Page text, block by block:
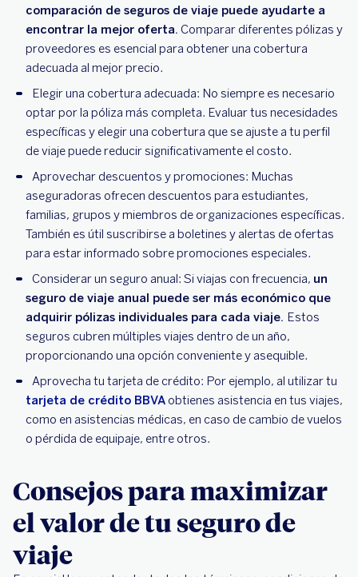
comparación de seguros de viaje puede ayudarte a
encontrar la mejor oferta. Comparar diferentes pólizas y
proveedores es esencial para obtener una cobertura
adecuada al mejor precio.
Elegir una cobertura adecuada: No siempre es necesario
optar por la póliza más completa. Evaluar tus necesidades
específicas y elegir una cobertura que se ajuste a tu perfil
de viaje puede reducir significativamente el costo.
Aprovechar descuentos y promociones: Muchas
aseguradoras ofrecen descuentos para estudiantes,
familias, grupos y miembros de organizaciones específicas.
También es útil suscribirse a boletines y alertas de ofertas
para estar informado sobre promociones especiales.
Considerar un seguro anual: Si viajas con frecuencia, un
seguro de viaje anual puede ser más económico que
adquirir pólizas individuales para cada viaje. Estos
seguros cubren múltiples viajes dentro de un año,
proporcionando una opción conveniente y asequible.
Aprovecha tu tarjeta de crédito: Por ejemplo, al utilizar tu
tarjeta de crédito BBVA obtienes asistencia en tus viajes,
como en asistencias médicas, en caso de cambio de vuelos
o pérdida de equipaje, entre otros.
Consejos para maximizar
el valor de tu seguro de
viaje